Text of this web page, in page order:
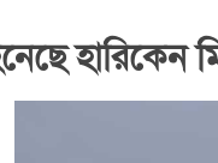
হারিকেন